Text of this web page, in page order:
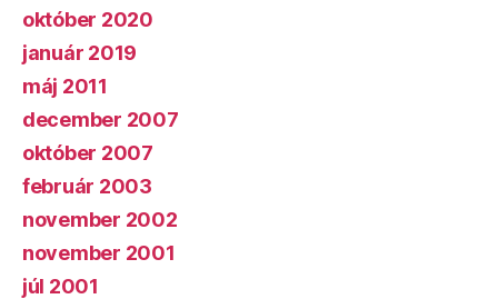
október 2020
január 2019
máj 2011
december 2007
október 2007
február 2003
november 2002
november 2001
júl 2001